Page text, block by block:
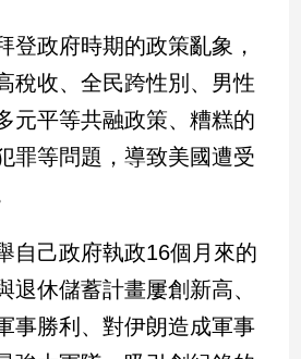
登政府時期的政策亂象，
稅收、全民跨性別、男性
元平等共融政策、糟糕的
罪等問題，導致美國遭受
自己政府執政16個月來的
退休儲蓄計畫屢創新高、
事勝利、對伊朗造成軍事